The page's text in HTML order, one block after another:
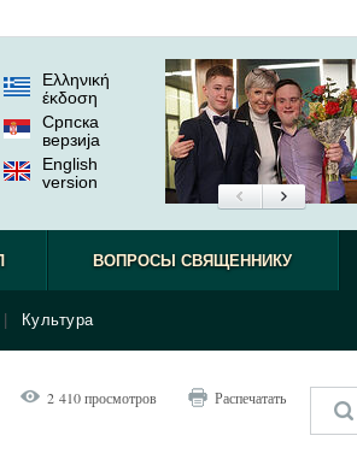
Ελληνική
έκδοση
Српска
верзиjа
English
version
ВОПРОСЫ СВЯЩЕННИКУ
Культура
2 410 просмотров Распечатать